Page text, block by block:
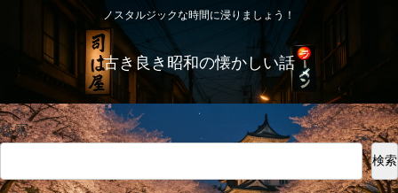
ノスタルジックな時間に浸りましょう！
古き良き昭和の懐かしい話
検索
検索